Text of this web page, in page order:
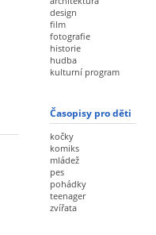
design
film
fotografie
historie
hudba
kulturní program
Časopisy pro děti
kočky
komiks
mládež
pes
pohádky
teenager
zvířata